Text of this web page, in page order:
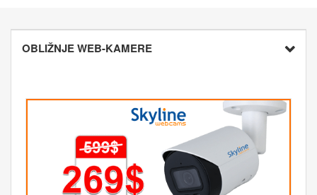
OBLIŽNJE WEB-KAMERE